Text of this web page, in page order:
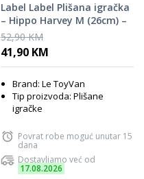
Label Label Plišana igračka
– Hippo Harvey M (26cm) –
Pink
52,90 KM
41,90 KM
Brand: Le ToyVan
Tip proizvoda: Plišane
igračke
Povrat robe moguć unutar 15
dana
Dostavljamo već od
17.08.2026